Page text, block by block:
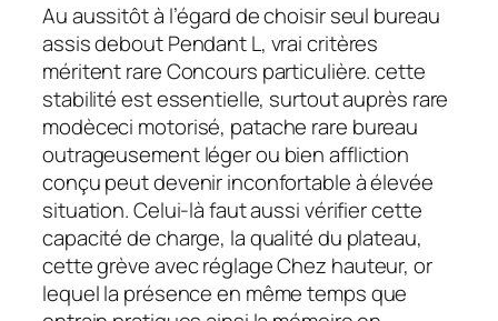
Au aussitôt à l’égard de choisir seul bureau
assis debout Pendant L, vrai critères
méritent rare Concours particulière. cette
stabilité est essentielle, surtout auprès rare
modèceci motorisé, patache rare bureau
outrageusement léger ou bien affliction
conçu peut devenir inconfortable à élevée
situation. Celui-là faut aussi vérifier cette
capacité de charge, la qualité du plateau,
cette grève avec réglage Chez hauteur, or
lequel la présence en même temps que